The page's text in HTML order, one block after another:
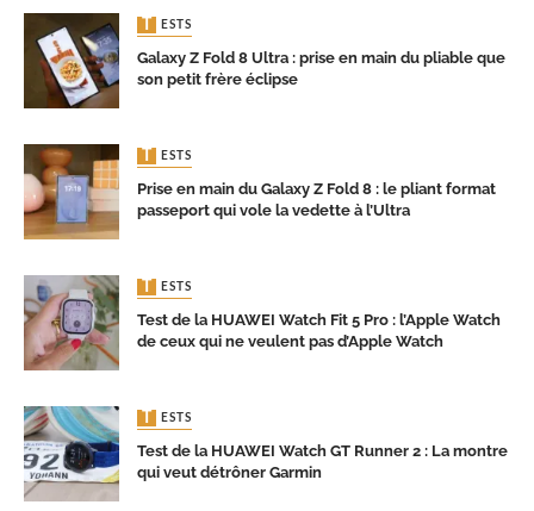
TESTS
Galaxy Z Fold 8 Ultra : prise en main du pliable que
son petit frère éclipse
TESTS
Prise en main du Galaxy Z Fold 8 : le pliant format
passeport qui vole la vedette à l’Ultra
TESTS
Test de la HUAWEI Watch Fit 5 Pro : l’Apple Watch
de ceux qui ne veulent pas d’Apple Watch
TESTS
Test de la HUAWEI Watch GT Runner 2 : La montre
qui veut détrôner Garmin